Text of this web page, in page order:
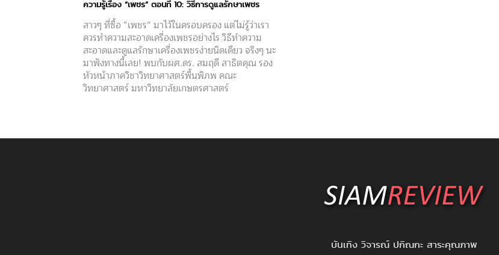
ความรู้เรื่อง “เพชร” ตอนที่ 10: วิธีการดูแลรักษาเพชร
สาวๆ ที่ซื้อ “เพชร” มาไว้ในครอบครอง แต่ไม่รู้ว่าเรา
ควรทำความสะอาดเครื่องเพชรอย่างไร วิธีทำความ
สะอาดและดูแลรักษาเครื่องเพชรง่ายนิดเดียว จริงๆ นะ
มาฟังทางนี้เลย! พบกับผศ.ดร. สมฤดี สาธิตคุณ รอง
หัวหน้าภาควิชาวิทยาศาสตร์พื้นพิภพ คณะ
วิทยาศาสตร์ มหาวิทยาลัยเกษตรศาสตร์
บันเทิง วิจารณ์ ปกิณกะ สาระคุณภาพ